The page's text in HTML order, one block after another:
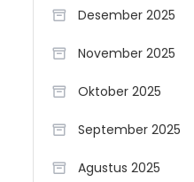
Desember 2025
November 2025
Oktober 2025
September 2025
Agustus 2025